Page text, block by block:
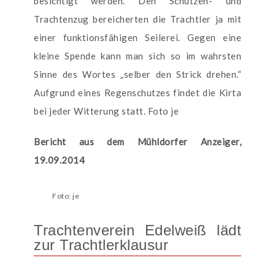
Trachtenzug bereicherten die Trachtler ja mit
einer funktionsfähigen Seilerei. Gegen eine
kleine Spende kann man sich so im wahrsten
Sinne des Wortes „selber den Strick drehen.“
Aufgrund eines Regenschutzes findet die Kirta
bei jeder Witterung statt. Foto je
Bericht aus dem Mühldorfer Anzeiger,
19.09.2014
Foto: je
Trachtenverein Edelweiß lädt
zur Trachtlerklausur